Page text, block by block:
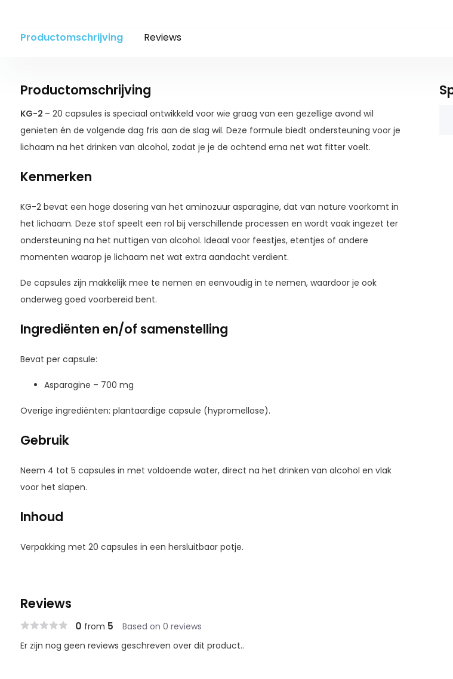
Productomschrijving Reviews
Productomschrijving
KG-2 – 20 capsules is speciaal ontwikkeld voor wie graag van een gezellige avond wil
genieten én de volgende dag fris aan de slag wil. Deze formule biedt ondersteuning voor je
lichaam na het drinken van alcohol, zodat je je de ochtend erna net wat fitter voelt.
Kenmerken
KG-2 bevat een hoge dosering van het aminozuur asparagine, dat van nature voorkomt in
het lichaam. Deze stof speelt een rol bij verschillende processen en wordt vaak ingezet ter
ondersteuning na het nuttigen van alcohol. Ideaal voor feestjes, etentjes of andere
momenten waarop je lichaam net wat extra aandacht verdient.
De capsules zijn makkelijk mee te nemen en eenvoudig in te nemen, waardoor je ook
onderweg goed voorbereid bent.
Ingrediënten en/of samenstelling
Bevat per capsule:
Asparagine – 700 mg
Overige ingrediënten: plantaardige capsule (hypromellose).
Gebruik
Neem 4 tot 5 capsules in met voldoende water, direct na het drinken van alcohol en vlak
voor het slapen.
Inhoud
Verpakking met 20 capsules in een hersluitbaar potje.
Reviews
0 from 5 Based on 0 reviews
Er zijn nog geen reviews geschreven over dit product..